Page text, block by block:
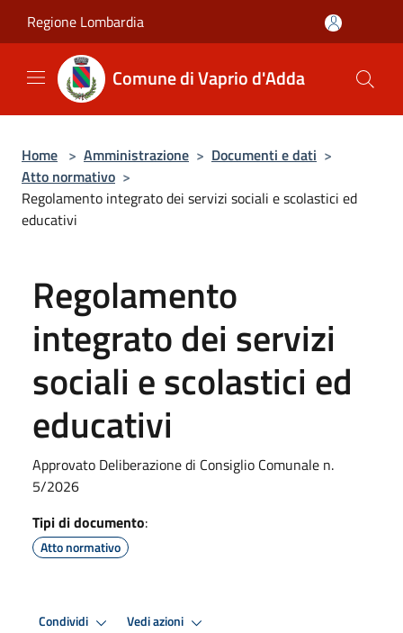
Regione Lombardia
Comune di Vaprio d'Adda
Home > Amministrazione > Documenti e dati >
Atto normativo >
Regolamento integrato dei servizi sociali e scolastici ed
educativi
Regolamento
integrato dei servizi
sociali e scolastici ed
educativi
Approvato Deliberazione di Consiglio Comunale n.
5/2026
Tipi di documento:
Atto normativo
Condividi Vedi azioni